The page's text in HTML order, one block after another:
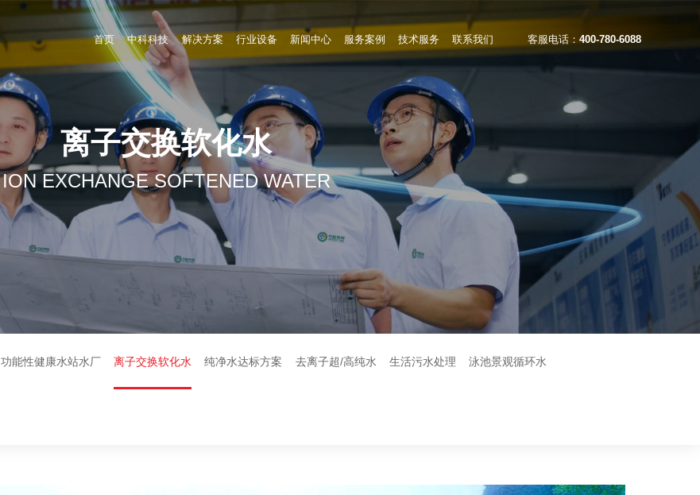
首页 中科科技 解决方案 行业设备 新闻中心 服务案例 技术服务 联系我们 客服电话： 400-780-6088
离子交换软化水
ION EXCHANGE SOFTENED WATER
功能性健康水站水厂 离子交换软化水 纯净水达标方案 去离子超/高纯水 生活污水处理 泳池景观循环水